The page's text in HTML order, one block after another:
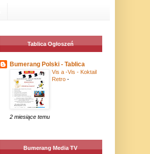
Tablica Ogłoszeń
Bumerang Polski - Tablica
Vis a -Vis - Koktail
Retro -
2 miesiące temu
Bumerang Media TV